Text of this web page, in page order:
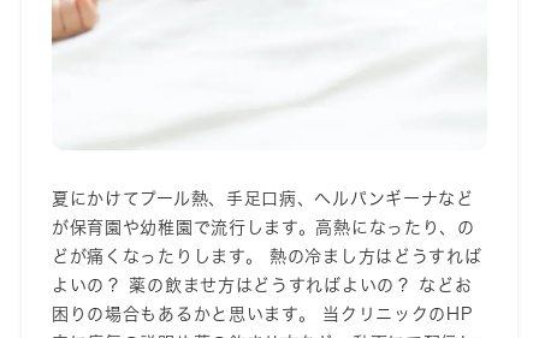
夏にかけてプール熱、手足口病、ヘルパンギーナなど
が保育園や幼稚園で流行します。高熱になったり、の
どが痛くなったりします。 熱の冷まし方はどうすれば
よいの？ 薬の飲ませ方はどうすればよいの？ などお
困りの場合もあるかと思います。 当クリニックのHP